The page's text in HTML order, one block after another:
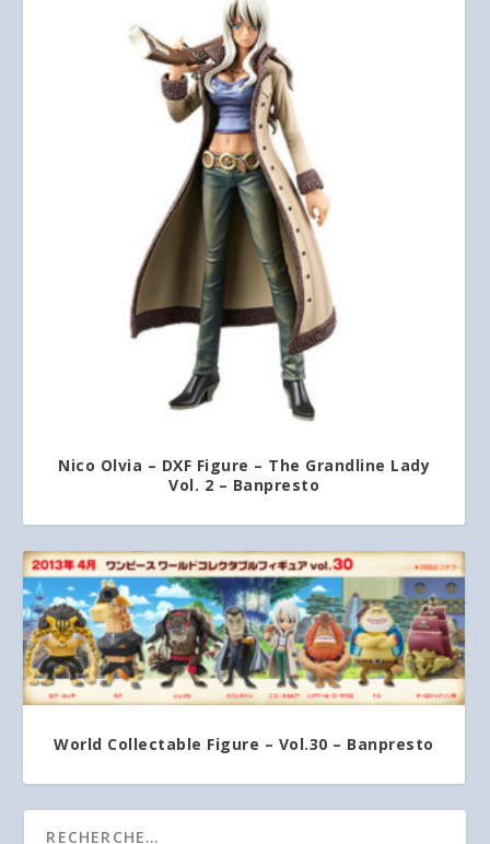
Nico Olvia – DXF Figure – The Grandline Lady
Vol. 2 – Banpresto
World Collectable Figure – Vol.30 – Banpresto